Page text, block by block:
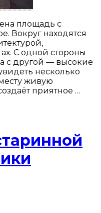
площадь с
Вокруг находятся
С одной стороны
с другой — высокие
несколько
живую
приятное …